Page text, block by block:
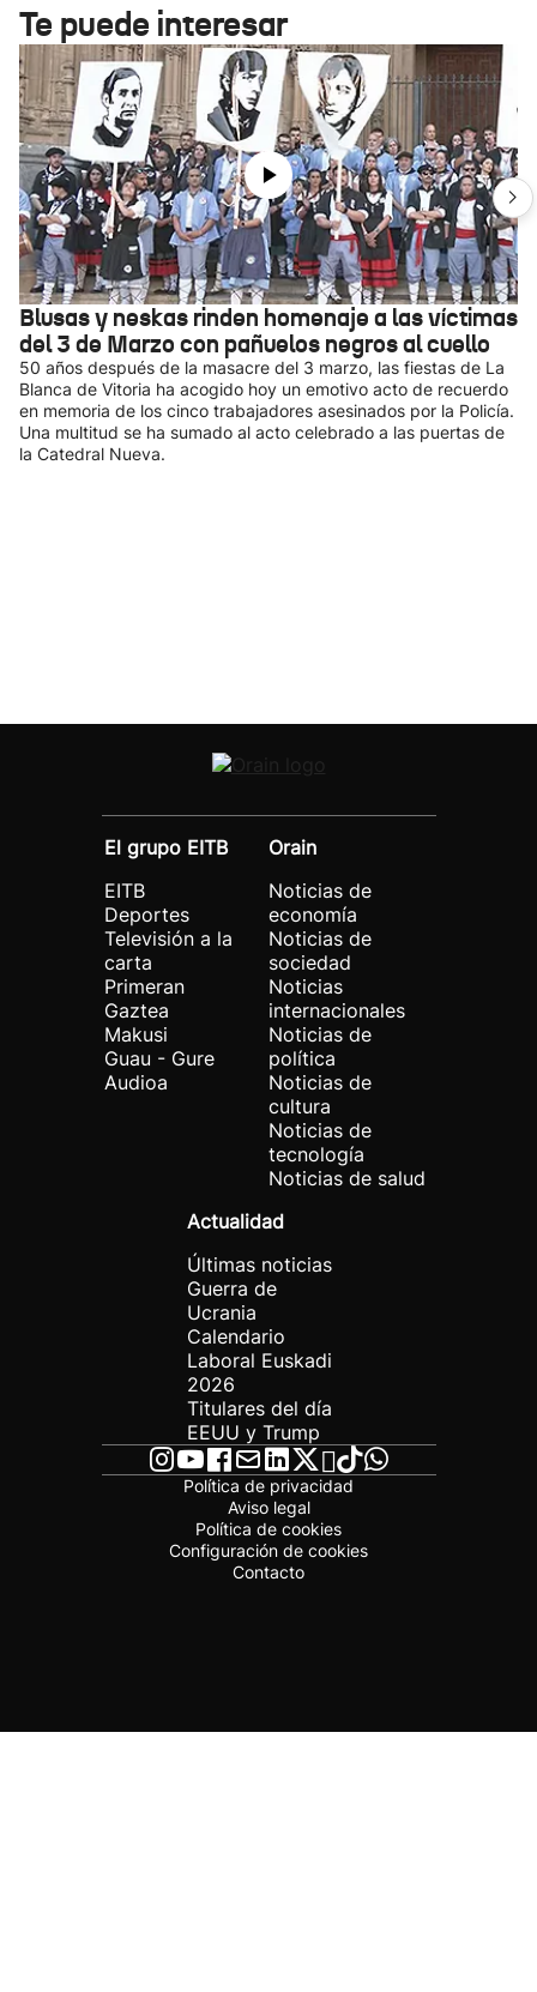
Te puede interesar
Blusas y neskas rinden homenaje a las víctimas
del 3 de Marzo con pañuelos negros al cuello
50 años después de la masacre del 3 marzo, las fiestas de La
Blanca de Vitoria ha acogido hoy un emotivo acto de recuerdo
en memoria de los cinco trabajadores asesinados por la Policía.
Una multitud se ha sumado al acto celebrado a las puertas de
la Catedral Nueva.
El grupo EITB
EITB
Deportes
Televisión a la
carta
Primeran
Gaztea
Makusi
Guau - Gure
Audioa
Orain
Noticias de
economía
Noticias de
sociedad
Noticias
internacionales
Noticias de
política
Noticias de
cultura
Noticias de
tecnología
Noticias de salud
Actualidad
Últimas noticias
Guerra de
Ucrania
Calendario
Laboral Euskadi
2026
Titulares del día
EEUU y Trump
Política de privacidad
Aviso legal
Política de cookies
Configuración de cookies
Contacto